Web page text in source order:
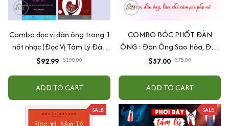
Combo đọc vị đàn ông trong 1
nốt nhạc (Đọc Vị Tâm Lý Đàn
Ông + Chuyện Tình Yêu Bạn
Ông Sao Hỏa - Đàn Bà Sao
Kim (Tìm Lại Tình Yêu) (Tái Bản
2019) + Tại Sao Đàn Ông
Thích Tình Dục Và Phụ Nữ Cần
$92.99 $100.00
ADD TO CART
COMBO BÓC PHỐT ĐÀN
ÔNG : Đàn Ông Sao Hỏa, Đàn
Bà Sao Kim + Đừng Bao Giờ
Ông Bóc Phốt Đàn Ông
$57.00 $75.00
ADD TO CART
SALE SALE